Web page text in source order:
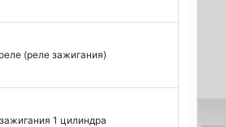
(реле зажигания)
1 цилиндра